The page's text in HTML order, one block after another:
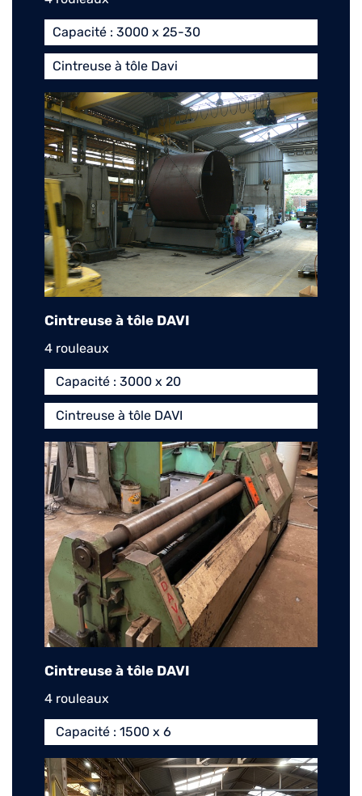
Capacité : 3000 x 25-30
Cintreuse à tôle Davi
Cintreuse à tôle DAVI
4 rouleaux
Capacité : 3000 x 20
Cintreuse à tôle DAVI
Cintreuse à tôle DAVI
4 rouleaux
Capacité : 1500 x 6